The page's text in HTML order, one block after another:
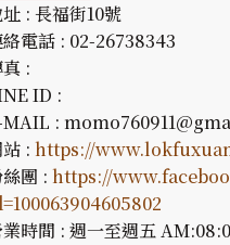
: 長福街10號
絡電話 : 02-26738343
:
ID :
MAIL :
: https://
團 : https://
業時間 : 週一至週五